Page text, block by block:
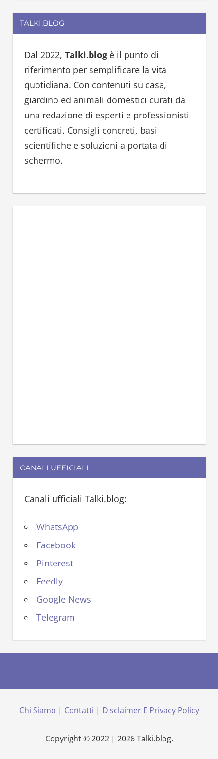
r
c
f
o
r
:
a
TALKI.BLOG
Dal 2022, Talki.blogè il punto di
riferimento per semplificare la vita
quotidiana. Con contenuti su casa,
giardino ed animali domestici curati da
una redazione di esperti e professionisti
certificati. Consigli concreti, basi
scientifiche e soluzioni a portata di
schermo.
CANALI UFFICIALI
Canali ufficiali Talki.blog:
WhatsApp
Facebook
Pinterest
Feedly
Google News
Telegram
Chi Siamo | Contatti | Disclaimer E Privacy Policy
Copyright © 2022 | 2026 Talki.blog.